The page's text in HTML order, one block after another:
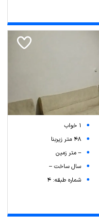
1 خواب
48 متر زیربنا
-- متر زمین
سال ساخت --
شماره طبقه: 4